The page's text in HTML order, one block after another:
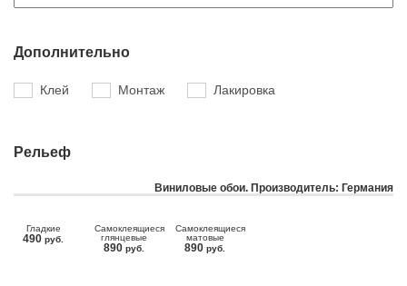
Дополнительно
Клей Монтаж Лакировка
Рельеф
Виниловые обои. Производитель: Германия
Гладкие
490 руб.
Самоклеящиеся
глянцевые
890 руб.
Самоклеящиеся
матовые
890 руб.